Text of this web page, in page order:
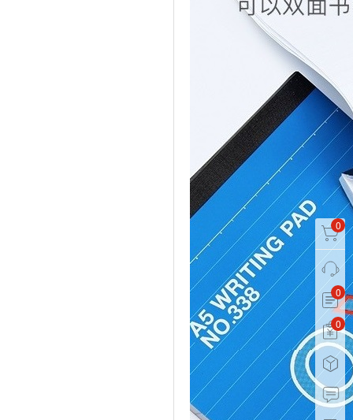
0
0
0 0